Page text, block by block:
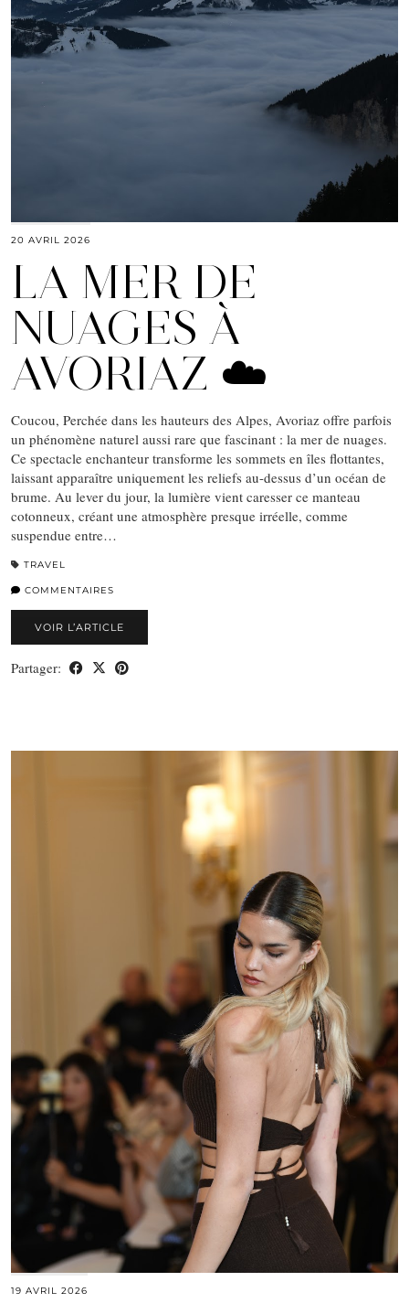
20 AVRIL 2026
LA MER DE
NUAGES À
AVORIAZ ☁️
Coucou, Perchée dans les hauteurs des Alpes, Avoriaz offre parfois
un phénomène naturel aussi rare que fascinant : la mer de nuages.
Ce spectacle enchanteur transforme les sommets en îles flottantes,
laissant apparaître uniquement les reliefs au-dessus d’un océan de
brume. Au lever du jour, la lumière vient caresser ce manteau
cotonneux, créant une atmosphère presque irréelle, comme
suspendue entre…
TRAVEL
COMMENTAIRES
VOIR L’ARTICLE
Partager:
19 AVRIL 2026